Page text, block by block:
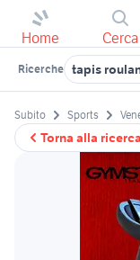
Home Cerca
Ricerche tapis
Torna alla ricerca
Subito Sports